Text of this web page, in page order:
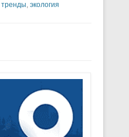
тренды, экология